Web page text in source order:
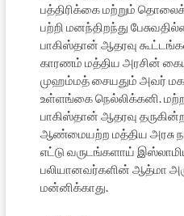
பத்திரிக்கை மற்றும்
பற்றி மனந்திறந்து
பாகிஸ்தான் ஆதரவு
காரணம் மத்திய அரசின்
முஹம்மத் சையதும் அவர்
உள்ளங்கை நெல்லிக்கனி.
பாகிஸ்தான் ஆதரவு
ஆண்மையற்ற மத்திய அரசு
எட்டு வருடங்களாய்
பலியானவர்களின் ஆத்மா
மன்னிக்காது.